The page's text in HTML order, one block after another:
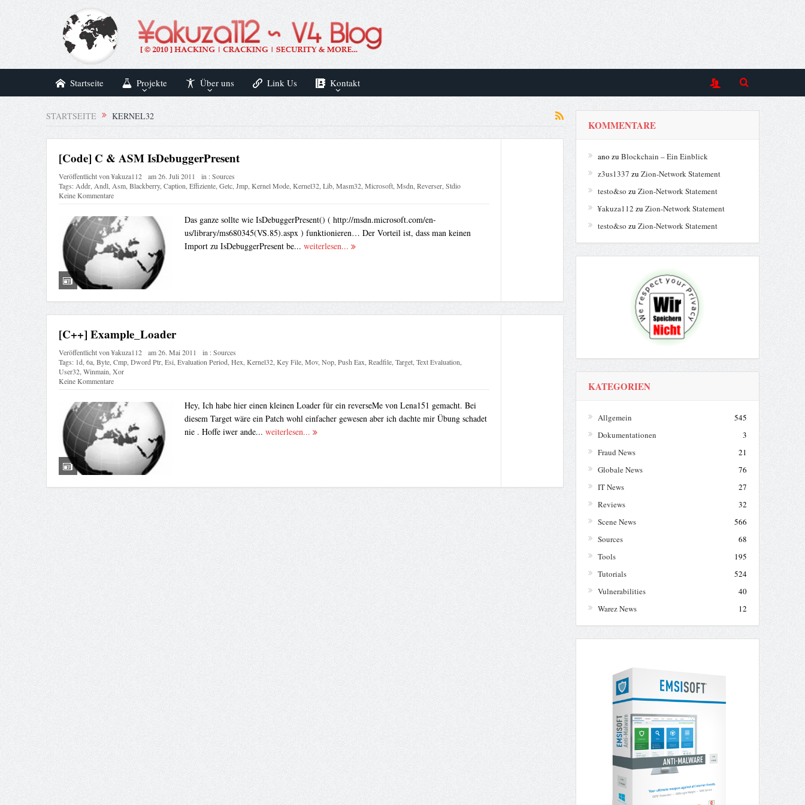
Startseite Projekte Über uns Link Us Kontakt
STARTSEITE KERNEL32
[Code] C & ASM IsDebuggerPresent
Veröffentlicht von¥akuza112 am26. Juli 2011 in :Sources
Tags:Addr,Andl,Asm,Blackberry,Caption,Effiziente,Getc,Jmp,Kernel Mode,Kernel32,Lib,Masm32,Microsoft,Msdn,Reverser,Stdio
Keine Kommentare
Das ganze sollte wie IsDebuggerPresent() ( http://msdn.microsoft.com/en-
us/library/ms680345(VS.85).aspx ) funktionieren… Der Vorteil ist, dass man keinen
Import zu IsDebuggerPresent be... weiterlesen...
[C++] Example_Loader
Veröffentlicht von¥akuza112 am26. Mai 2011 in :Sources
Tags: 1d,6a,Byte,Cmp,Dword Ptr,Esi,Evaluation Period,Hex,Kernel32,Key File,Mov,Nop,Push Eax,Readfile,Target,Text Evaluation,
User32,Winmain,Xor
Keine Kommentare
Hey, Ich habe hier einen kleinen Loader für ein reverseMe von Lena151 gemacht. Bei
diesem Target wäre ein Patch wohl einfacher gewesen aber ich dachte mir Übung schadet
nie . Hoffe iwer ande... weiterlesen...
KOMMENTARE
ano zu Blockchain – Ein Einblick
z3us1337 zu Zion-Network Statement
testo&so zu Zion-Network Statement
¥akuza112 zu Zion-Network Statement
testo&so zu Zion-Network Statement
KATEGORIEN
Allgemein
545
Dokumentationen
3
Fraud News
21
Globale News
76
IT News
27
Reviews
32
Scene News
566
Sources
68
Tools
195
Tutorials
524
Vulnerabilities
40
Warez News
12